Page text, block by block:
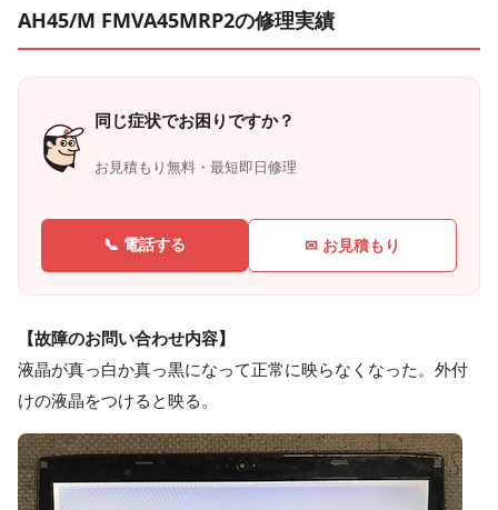
AH45/M FMVA45MRP2の修理実績
同じ症状でお困りですか？
お見積もり無料・最短即日修理
📞 電話する ✉ お見積もり
【故障のお問い合わせ内容】
液晶が真っ白か真っ黒になって正常に映らなくなった。外付
けの液晶をつけると映る。